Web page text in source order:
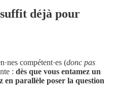
suffit déjà pour
compétent·es (donc pas
: dès que vous entamez un
en parallèle poser la question